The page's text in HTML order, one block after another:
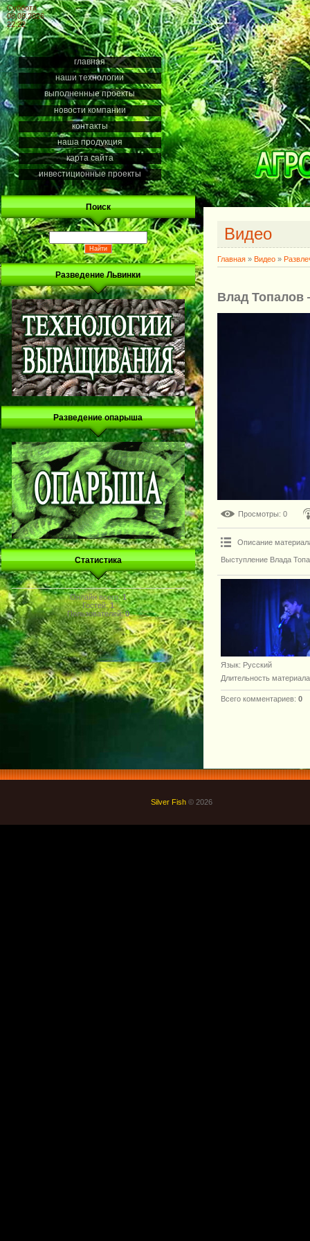
Суббота
08.08.2026
22:22
главная
наши технологии
выполненные проекты
новости компании
контакты
наша продукция
карта сайта
инвестиционные проекты
Поиск
Разведение Львинки
Разведение опарыша
Статистика
Онлайн всего:1
Гостей:1
Пользователей:0
Видео
Главная » Видео »
Влад Топалов
Просмотры: 0
Описание
Выступление Влада
Язык: Русский
Длительность материала
Всего комментариев: 0
Silver Fish © 2026